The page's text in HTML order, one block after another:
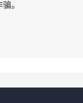
。